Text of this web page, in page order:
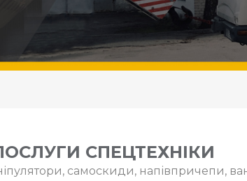
СПЕЦТЕХНІКИ
самоскиди, напівпричепи,